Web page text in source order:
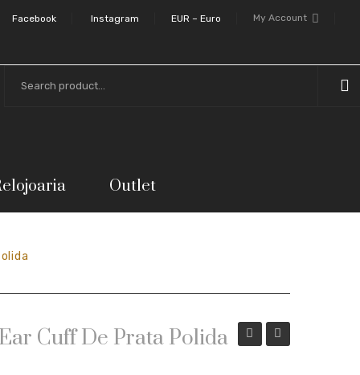
Facebook Instagram EUR – Euro My Account
Outlet
Cuff De Prata Polida